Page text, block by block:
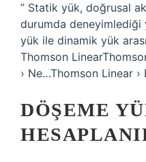
” Statik yük, doğrusal
durumda deneyimlediği
yük ile dinamik yük
Thomson
› Ne…Thomson Linear ›
DÖŞEME